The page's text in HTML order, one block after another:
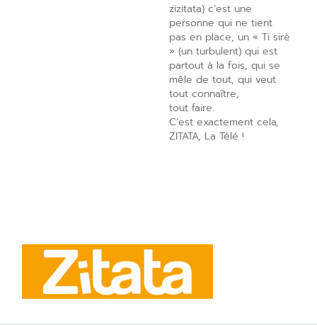
zizitata) c’est une
personne qui ne tient
pas en place, un « Ti sirè
» (un turbulent) qui est
partout à la fois, qui se
mêle de tout, qui veut
tout connaître,
tout faire.
C’est exactement cela,
ZITATA, La Télé !